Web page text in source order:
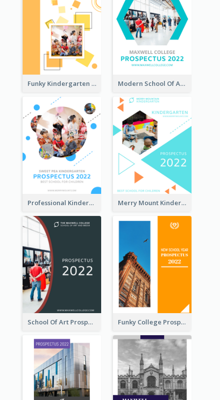
Funky Kindergarten Prospectus Modern School Of Art Prospectus
Professional Kindergarten Prospectus Merry Mount Kindergarten Prospectus
School Of Art Prospectus Funky College Prospectus